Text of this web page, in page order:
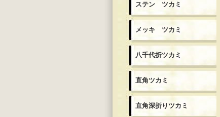
ステン ツカミ
メッキ ツカミ
八千代折ツカミ
直角ツカミ
直角深折りツカミ